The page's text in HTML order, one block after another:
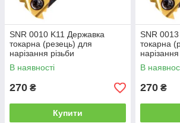
SNR 0010 K11 Державка
токарна (резець) для
нарізання різьби
В наявності
270 ₴
Купити
SNR
токарна
нарізання
В
270 ₴